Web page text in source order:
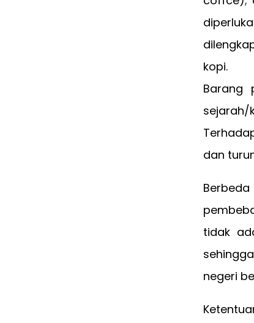
kopi.
Barang
sejarah/
dan
tidak
negeri